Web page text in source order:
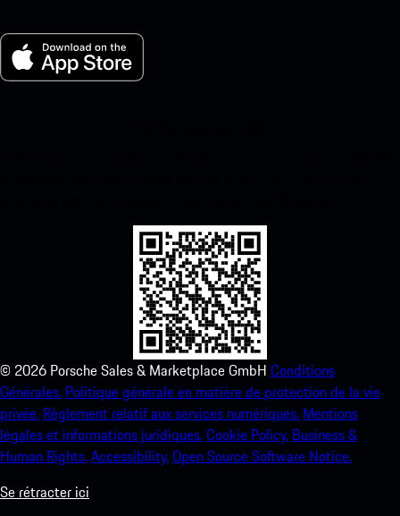
© 2026 Porsche Sales & Marketplace GmbH Conditions
Générales. Politique générale en matière de protection de la vie
privée. Règlement relatif aux services numériques. Mentions
légales et informations juridiques.Cookie Policy. Business &
Human Rights.Accessibility.Open Source Software Notice.
Se rétracter ici